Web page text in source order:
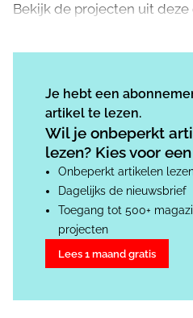
Bekijk de projecten uit deze
Je hebt een
artikel te lezen.
Wil je onbeperkt
lezen? Kies voor
Onbeperkt artikelen
Dagelijks de nieuwsbrief
Toegang tot 500+
projecten
Lees 1 maand gratis